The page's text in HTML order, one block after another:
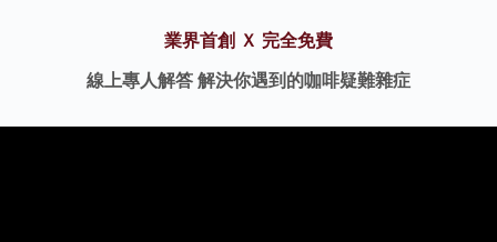
業界首創 Ｘ 完全免費
線上專人解答 解決你遇到的咖啡疑難雜症